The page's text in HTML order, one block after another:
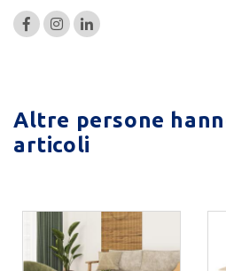
Altre persone
articoli